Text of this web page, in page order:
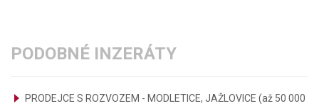
PODOBNÉ INZERÁTY
PRODEJCE S ROZVOZEM - MODLETICE, JAŽLOVICE (až 50 000